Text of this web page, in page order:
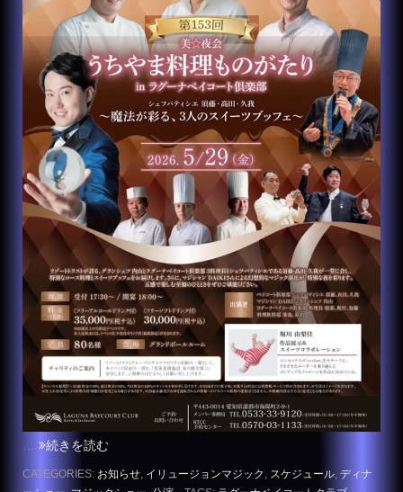
… 続きを読む
CATEGORIES: お知らせ, イリュージョンマジック , スケジュール, ディナ